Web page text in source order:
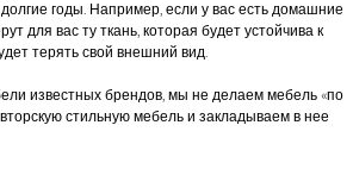
годы. Например, если у вас есть домашние
для вас ту ткань, которая будет устойчива к
терять свой внешний вид.
известных брендов, мы не делаем мебель «по
стильную мебель и закладываем в нее